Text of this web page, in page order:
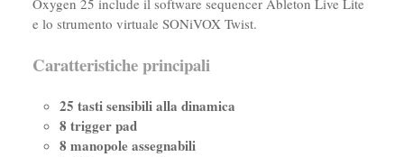
e lo strumento virtuale SONiVOX Twist.
Caratteristiche principali
25 tasti sensibili alla dinamica
8 trigger pad
8 manopole assegnabili